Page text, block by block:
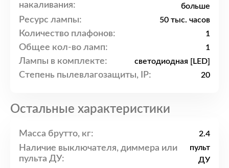
накаливания:
больше
Ресурс лампы: 50 тыс. часов
Количество плафонов: 1
Общее кол-во ламп: 1
Лампы в комплекте: светодиодная [LED]
Степень пылевлагозащиты, IP: 20
Остальные характеристики
Масса брутто, кг: 2.4
Наличие выключателя, диммера или
пульта ДУ:
пульт
ДУ